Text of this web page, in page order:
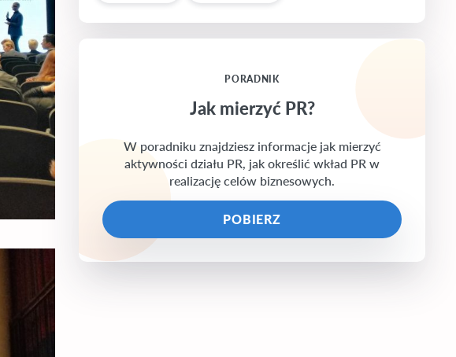
PORADNIK
Jak mierzyć PR?
W poradniku znajdziesz informacje jak mierzyć
aktywności działu PR, jak określić wkład PR w
realizację celów biznesowych.
POBIERZ